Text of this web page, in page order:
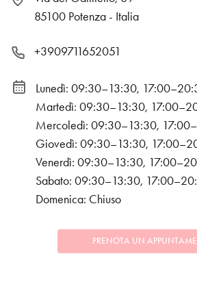
85100 Potenza - Italia
+3909711652051
Lunedì: 09:30–13:30,
Martedì: 09:30–13:30,
Mercoledì: 09:30–13:30,
Giovedì: 09:30–13:30,
Venerdì: 09:30–13:30,
Sabato: 09:30–13:30,
Domenica: Chiuso
PRENOTA UN